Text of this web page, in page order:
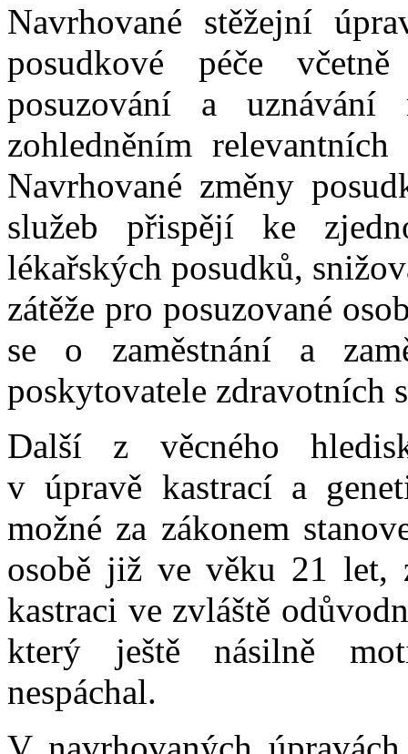
Navrhované stěžejní
posudkové péče
posuzování a
zohledněním
Navrhované změny
služeb přispějí ke
lékařských posudků,
zátěže pro posuzované
se o zaměstnání a
poskytovatele zdravotních
Další z věcného
v úpravě kastrací a
možné za zákonem
osobě již ve věku 21 let,
kastraci ve zvláště
který ještě násilně
nespáchal.